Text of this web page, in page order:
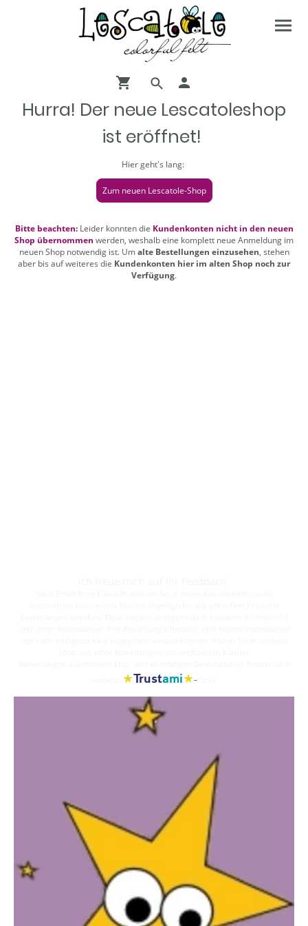
Hurra! Der neue Lescatoleshop
ist eröffnet!
Hier geht's lang:
Zum neuen Lescatole-Shop
Bitte beachten:Leider konnten die Kundenkonten nicht in den neuen
Shop übernommen werden, weshalb eine komplett neue Anmeldung im
neuen Shop notwendig ist. Umalte Bestellungen einzusehen, stehen
aber bis auf weiteres die Kundenkonten hier im alten Shop noch zur
Verfügung.
★Trustami★-Profil.